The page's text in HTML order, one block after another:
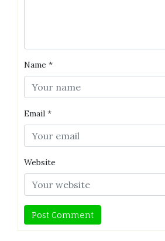
Name *
Email *
Website